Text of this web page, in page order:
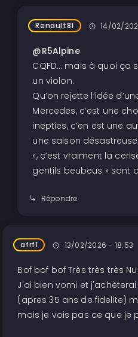
Renault81 14/02/
@R5Alpine
CQFD… mais à quoi ça
un violon.
Qu’on rejette l’idée
Mercedes, c’est une
inepties, c’en est une
une saison
», c’est vraiment la
gentils beubeus » sont
Répondre
afrf1 13/02/2026 - 18:53
Bof bof bof Très très très
J'ai bien vomi et
(apres 35 ans de fidelite)
mais je vois pas ce que je